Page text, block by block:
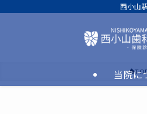
西小山
当院に